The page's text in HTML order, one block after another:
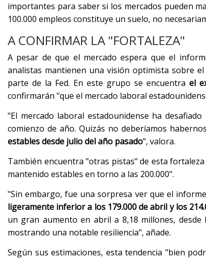
importantes para saber si los mercados pueden
100.000 empleos constituye un suelo, no
A CONFIRMAR LA "FORTALEZA"
A pesar de que el mercado espera que el
analistas mantienen una visión optimista sobre
parte de la Fed. En este grupo se encuentra el
confirmarán "que el mercado laboral
"El mercado laboral estadounidense ha
comienzo de año. Quizás no deberíamos
estables desde julio del año pasado", valora.
También encuentra "otras pistas" de esta
mantenido estables en torno a las 200.000".
"Sin embargo, fue una sorpresa ver que el
ligeramente inferior a los 179.000 de abril y los
un gran aumento en abril a 8,18 millones,
mostrando una notable resiliencia", añade.
Según sus estimaciones, esta tendencia "bien